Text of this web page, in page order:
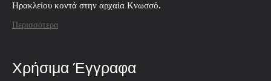
Ηρακλείου κοντά στην αρχαία Κνωσσό.
Περισσότερα
Χρήσιμα Έγγραφα